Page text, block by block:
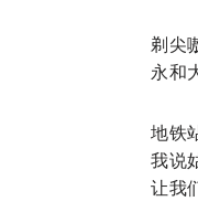
剃尖
永和
地铁
我说
让我